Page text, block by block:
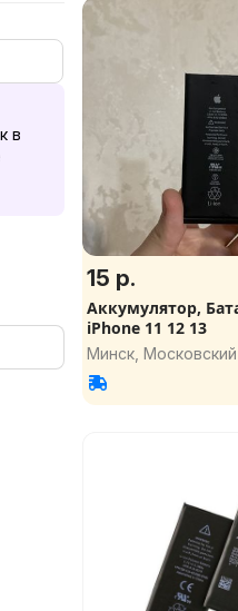
в
15 р.
Аккумулятор,
iPhone 11 12 13
Минск, Московский